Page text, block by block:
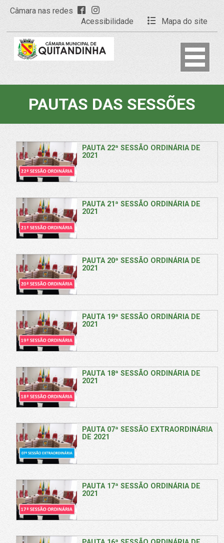
Câmara nas redes
Acessibilidade
Mapa do site
PAUTAS DAS SESSÕES
PAUTA 22ª SESSÃO ORDINÁRIA DE
2021
PAUTA 21ª SESSÃO ORDINÁRIA DE
2021
PAUTA 20ª SESSÃO ORDINÁRIA DE
2021
PAUTA 19ª SESSÃO ORDINÁRIA DE
2021
PAUTA 18ª SESSÃO ORDINÁRIA DE
2021
PAUTA 07ª SESSÃO EXTRAORDINÁRIA
DE 2021
PAUTA 17ª SESSÃO ORDINÁRIA DE
2021